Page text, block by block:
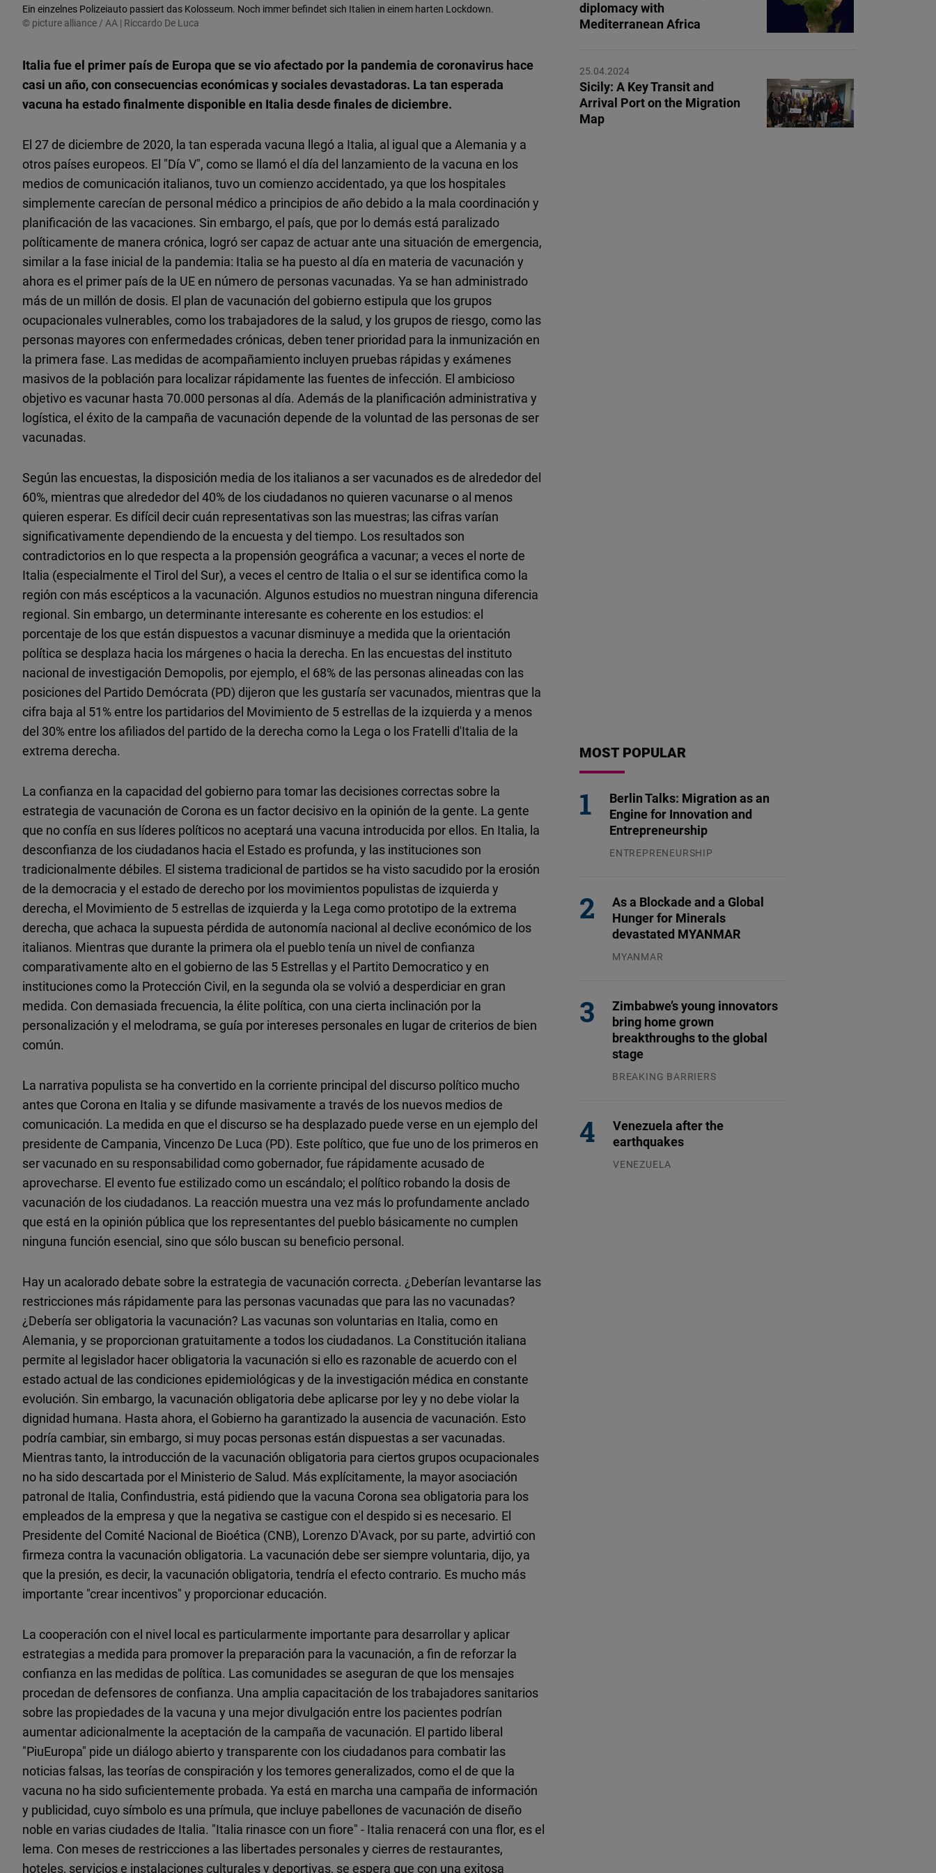
Ein einzelnes Polizeiauto passiert das Kolosseum. Noch immer befindet sich Italien in einem harten Lockdown.
© picture alliance / AA | Riccardo De Luca
Italia fue el primer país de Europa que se vio afectado por la pandemia de coronavirus hace
casi un año, con consecuencias económicas y sociales devastadoras. La tan esperada
vacuna ha estado finalmente disponible en Italia desde finales de diciembre.
El 27 de diciembre de 2020, la tan esperada vacuna llegó a Italia, al igual que a Alemania y a
otros países europeos. El "Día V", como se llamó el día del lanzamiento de la vacuna en los
medios de comunicación italianos, tuvo un comienzo accidentado, ya que los hospitales
simplemente carecían de personal médico a principios de año debido a la mala coordinación y
planificación de las vacaciones. Sin embargo, el país, que por lo demás está paralizado
políticamente de manera crónica, logró ser capaz de actuar ante una situación de emergencia,
similar a la fase inicial de la pandemia: Italia se ha puesto al día en materia de vacunación y
ahora es el primer país de la UE en número de personas vacunadas. Ya se han administrado
más de un millón de dosis. El plan de vacunación del gobierno estipula que los grupos
ocupacionales vulnerables, como los trabajadores de la salud, y los grupos de riesgo, como las
personas mayores con enfermedades crónicas, deben tener prioridad para la inmunización en
la primera fase. Las medidas de acompañamiento incluyen pruebas rápidas y exámenes
masivos de la población para localizar rápidamente las fuentes de infección. El ambicioso
objetivo es vacunar hasta 70.000 personas al día. Además de la planificación administrativa y
logística, el éxito de la campaña de vacunación depende de la voluntad de las personas de ser
vacunadas.
Según las encuestas, la disposición media de los italianos a ser vacunados es de alrededor del
60%, mientras que alrededor del 40% de los ciudadanos no quieren vacunarse o al menos
quieren esperar. Es difícil decir cuán representativas son las muestras; las cifras varían
significativamente dependiendo de la encuesta y del tiempo. Los resultados son
contradictorios en lo que respecta a la propensión geográfica a vacunar; a veces el norte de
Italia (especialmente el Tirol del Sur), a veces el centro de Italia o el sur se identifica como la
región con más escépticos a la vacunación. Algunos estudios no muestran ninguna diferencia
regional. Sin embargo, un determinante interesante es coherente en los estudios: el
porcentaje de los que están dispuestos a vacunar disminuye a medida que la orientación
política se desplaza hacia los márgenes o hacia la derecha. En las encuestas del instituto
nacional de investigación Demopolis, por ejemplo, el 68% de las personas alineadas con las
posiciones del Partido Demócrata (PD) dijeron que les gustaría ser vacunados, mientras que la
cifra baja al 51% entre los partidarios del Movimiento de 5 estrellas de la izquierda y a menos
del 30% entre los afiliados del partido de la derecha como la Lega o los Fratelli d'Italia de la
extrema derecha.
La confianza en la capacidad del gobierno para tomar las decisiones correctas sobre la
estrategia de vacunación de Corona es un factor decisivo en la opinión de la gente. La gente
que no confía en sus líderes políticos no aceptará una vacuna introducida por ellos. En Italia, la
desconfianza de los ciudadanos hacia el Estado es profunda, y las instituciones son
tradicionalmente débiles. El sistema tradicional de partidos se ha visto sacudido por la erosión
de la democracia y el estado de derecho por los movimientos populistas de izquierda y
derecha, el Movimiento de 5 estrellas de izquierda y la Lega como prototipo de la extrema
derecha, que achaca la supuesta pérdida de autonomía nacional al declive económico de los
italianos. Mientras que durante la primera ola el pueblo tenía un nivel de confianza
comparativamente alto en el gobierno de las 5 Estrellas y el Partito Democratico y en
instituciones como la Protección Civil, en la segunda ola se volvió a desperdiciar en gran
medida. Con demasiada frecuencia, la élite política, con una cierta inclinación por la
personalización y el melodrama, se guía por intereses personales en lugar de criterios de bien
común.
La narrativa populista se ha convertido en la corriente principal del discurso político mucho
antes que Corona en Italia y se difunde masivamente a través de los nuevos medios de
comunicación. La medida en que el discurso se ha desplazado puede verse en un ejemplo del
presidente de Campania, Vincenzo De Luca (PD). Este político, que fue uno de los primeros en
ser vacunado en su responsabilidad como gobernador, fue rápidamente acusado de
aprovecharse. El evento fue estilizado como un escándalo; el político robando la dosis de
vacunación de los ciudadanos. La reacción muestra una vez más lo profundamente anclado
que está en la opinión pública que los representantes del pueblo básicamente no cumplen
ninguna función esencial, sino que sólo buscan su beneficio personal.
Hay un acalorado debate sobre la estrategia de vacunación correcta. ¿Deberían levantarse las
restricciones más rápidamente para las personas vacunadas que para las no vacunadas?
¿Debería ser obligatoria la vacunación? Las vacunas son voluntarias en Italia, como en
Alemania, y se proporcionan gratuitamente a todos los ciudadanos. La Constitución italiana
permite al legislador hacer obligatoria la vacunación si ello es razonable de acuerdo con el
estado actual de las condiciones epidemiológicas y de la investigación médica en constante
evolución. Sin embargo, la vacunación obligatoria debe aplicarse por ley y no debe violar la
dignidad humana. Hasta ahora, el Gobierno ha garantizado la ausencia de vacunación. Esto
podría cambiar, sin embargo, si muy pocas personas están dispuestas a ser vacunadas.
Mientras tanto, la introducción de la vacunación obligatoria para ciertos grupos ocupacionales
no ha sido descartada por el Ministerio de Salud. Más explícitamente, la mayor asociación
patronal de Italia, Confindustria, está pidiendo que la vacuna Corona sea obligatoria para los
empleados de la empresa y que la negativa se castigue con el despido si es necesario. El
Presidente del Comité Nacional de Bioética (CNB), Lorenzo D'Avack, por su parte, advirtió con
firmeza contra la vacunación obligatoria. La vacunación debe ser siempre voluntaria, dijo, ya
que la presión, es decir, la vacunación obligatoria, tendría el efecto contrario. Es mucho más
importante "crear incentivos" y proporcionar educación.
La cooperación con el nivel local es particularmente importante para desarrollar y aplicar
estrategias a medida para promover la preparación para la vacunación, a fin de reforzar la
confianza en las medidas de política. Las comunidades se aseguran de que los mensajes
procedan de defensores de confianza. Una amplia capacitación de los trabajadores sanitarios
sobre las propiedades de la vacuna y una mejor divulgación entre los pacientes podrían
aumentar adicionalmente la aceptación de la campaña de vacunación. El partido liberal
"PiuEuropa" pide un diálogo abierto y transparente con los ciudadanos para combatir las
noticias falsas, las teorías de conspiración y los temores generalizados, como el de que la
vacuna no ha sido suficientemente probada. Ya está en marcha una campaña de información
y publicidad, cuyo símbolo es una prímula, que incluye pabellones de vacunación de diseño
noble en varias ciudades de Italia. "Italia rinasce con un fiore" - Italia renacerá con una flor, es el
lema. Con meses de restricciones a las libertades personales y cierres de restaurantes,
hoteles, servicios e instalaciones culturales y deportivas, se espera que con una exitosa
diplomacy with
Mediterranean Africa
25.04.2024
Sicily: A Key Transit and
Arrival Port on the Migration
Map
MOST POPULAR
Berlin Talks: Migration as an
Engine for Innovation and
Entrepreneurship
ENTREPRENEURSHIP
As a Blockade and a Global
Hunger for Minerals
devastated MYANMAR
MYANMAR
Zimbabwe’s young innovators
bring home grown
breakthroughs to the global
stage
BREAKING BARRIERS
Venezuela after the
earthquakes
VENEZUELA
Newsletter2go
Embed
Embed
D.Vinci
Embed
Typeform
Embed